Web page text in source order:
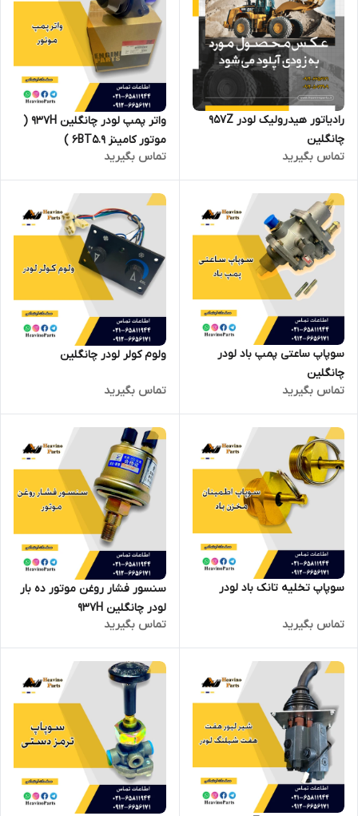
رادیاتور هیدرولیک لودر 957Z
چانگلین
تماس بگیرید
واتر پمپ لودر چانگلین 937H (
موتور کامینز 6BT5.9 )
تماس بگیرید
سوپاپ ساعتی پمپ باد لودر
چانگلین
تماس بگیرید
ولوم کولر لودر چانگلین
تماس بگیرید
سوپاپ تخلیه تانک باد لودر
تماس بگیرید
سنسور فشار روغن موتور ده بار
لودر چانگلین 937H
تماس بگیرید